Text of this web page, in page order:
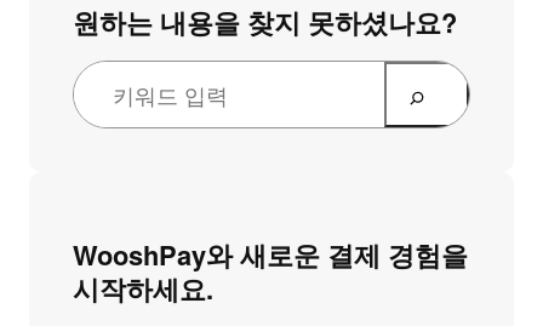
원하는 내용을 찾지 못하셨나요?
WooshPay와 새로운 결제 경험을
시작하세요.